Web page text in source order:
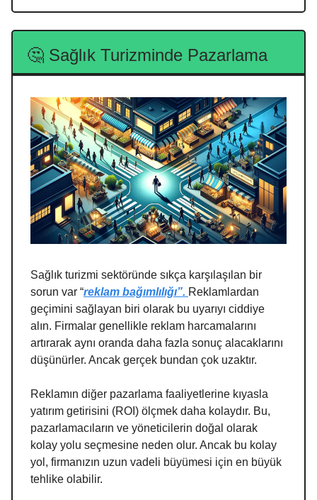
🤔 Sağlık Turizminde Pazarlama
Sağlık turizmi sektöründe sıkça karşılaşılan bir
sorun var “reklam bağımlılığı”. Reklamlardan
geçimini sağlayan biri olarak bu uyarıyı ciddiye
alın. Firmalar genellikle reklam harcamalarını
artırarak aynı oranda daha fazla sonuç alacaklarını
düşünürler. Ancak gerçek bundan çok uzaktır.
Reklamın diğer pazarlama faaliyetlerine kıyasla
yatırım getirisini (ROI) ölçmek daha kolaydır. Bu,
pazarlamacıların ve yöneticilerin doğal olarak
kolay yolu seçmesine neden olur. Ancak bu kolay
yol, firmanızın uzun vadeli büyümesi için en büyük
tehlike olabilir.